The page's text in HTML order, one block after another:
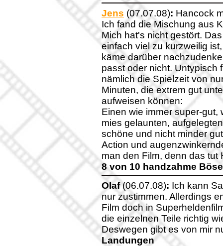
Jens (07.07.08): Hancock
Ich fand die Mischung aus
Mich hat's nicht gestört.
einfach viel zu kurzweilig
käme darüber
passt oder nicht. Untypisch
nämlich die Spielzeit von
Minuten, die extrem gut
aufweisen können:
Einen wie immer super-
mies gelaunten,
schöne und nicht minder
Action und
man den Film, denn das tut
8 von 10 handzahme
Olaf(06.07.08): Ich kann
nur zustimmen. Allerdings
Film doch in
die einzelnen Teile richtig
Deswegen gibt es von mir
Landungen